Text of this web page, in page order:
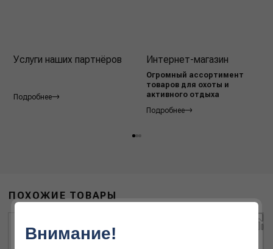
Услуги наших партнёров
Подробнее
Интернет-магазин
Огромный ассортимент
товаров для охоты и
активного отдыха
Подробнее
ПОХОЖИЕ ТОВАРЫ
Внимание!